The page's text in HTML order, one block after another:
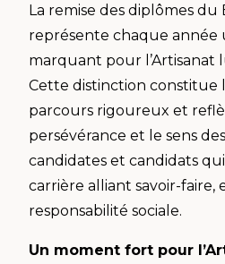
La remise des diplômes
représente chaque année
marquant pour l’Artisanat
Cette distinction constitue
parcours rigoureux et
persévérance et le sens
candidates et candidats
carrière alliant savoir-faire,
responsabilité sociale.
Un moment fort pour